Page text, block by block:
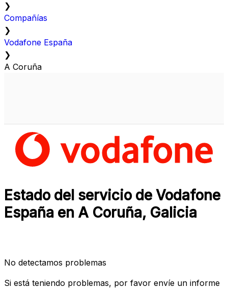
❯
Compañías
❯
Vodafone España
❯
A Coruña
Estado del servicio de Vodafone
España en A Coruña, Galicia
No detectamos problemas
Si está teniendo problemas, por favor envíe un informe